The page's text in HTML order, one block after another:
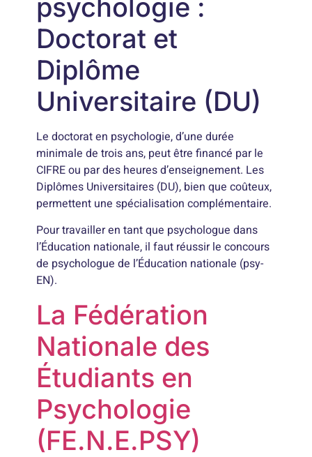
psychologie :
Doctorat et
Diplôme
Universitaire (DU)
Le doctorat en psychologie, d’une durée
minimale de trois ans, peut être financé par le
CIFRE ou par des heures d’enseignement. Les
Diplômes Universitaires (DU), bien que coûteux,
permettent une spécialisation complémentaire.
Pour travailler en tant que psychologue dans
l’Éducation nationale, il faut réussir le concours
de psychologue de l’Éducation nationale (psy-
EN).
La Fédération
Nationale des
Étudiants en
Psychologie
(FE.N.E.PSY)